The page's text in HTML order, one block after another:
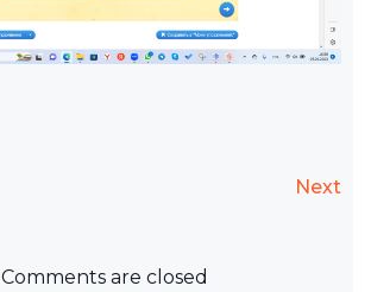
Next
Comments are closed